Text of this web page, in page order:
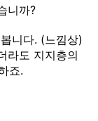
니까?
니다. (느낌상)
라도 지지층의
죠.